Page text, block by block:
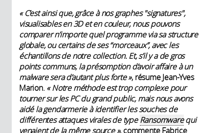
« C’est ainsi que, grâce à nos graphes "signatures",
visualisables en 3D et en couleur, nous pouvons
comparer n’importe quel programme via sa structure
globale, ou certains de ses “morceaux”, avec les
échantillons de notre collection. Et, s’il y a de gros
points communs, la présomption d’avoir affaire à un
malware sera d’autant plus forte», résume Jean-Yves
Marion. « Notre méthode est trop complexe pour
tourner sur les PC du grand public, mais nous avons
aidé la gendarmerie à identifier les souches de
différentes attaques virales de typeRansomwarequi
venaient de la même source », commente Fabrice